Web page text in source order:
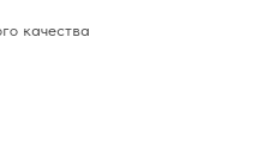
качества